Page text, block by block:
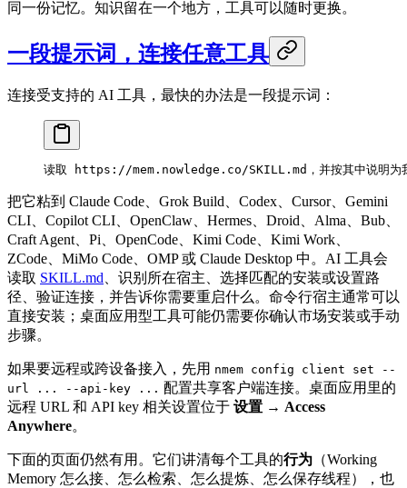
同一份记忆。知识留在一个地方，工具可以随时更换。
一段提示词，连接任意工具
连接受支持的 AI 工具，最快的办法是一段提示词：
读取 https://mem.nowledge.co/SKILL.md，并按其中说明为
把它粘到 Claude Code、Grok Build、Codex、Cursor、Gemini
CLI、Copilot CLI、OpenClaw、Hermes、Droid、Alma、Bub、
Craft Agent、Pi、OpenCode、Kimi Code、Kimi Work、
ZCode、MiMo Code、OMP 或 Claude Desktop 中。AI 工具会
读取 SKILL.md 、识别所在宿主、选择匹配的安装或设置路
径、验证连接，并告诉你需要重启什么。命令行宿主通常可以
直接安装；桌面应用型工具可能仍需要你确认市场安装或手动
步骤。
如果要远程或跨设备接入，先用 nmem config client set --
url ... --api-key ... 配置共享客户端连接。桌面应用里的
远程 URL 和 API key 相关设置位于 设置 → Access
Anywhere。
下面的页面仍然有用。它们讲清每个工具的行为 （Working
Memory 怎么接、怎么检索、怎么提炼、怎么保存线程），也